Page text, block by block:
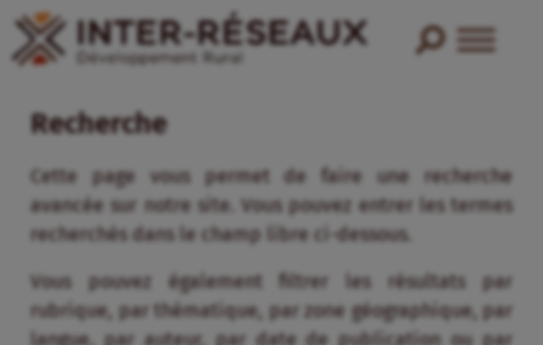
Recherche
Cette page vous permet de faire une recherche
avancée sur notre site. Vous pouvez entrer les termes
recherchés dans le champ libre ci-dessous.
Vous pouvez également filtrer les résultats par
rubrique, par thématique, par zone géographique, par
langue, par auteur, par date de publication ou par